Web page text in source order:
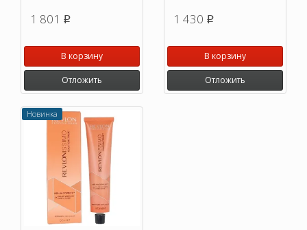
1 801 p
В корзину
Отложить
1 430 p
В корзину
Отложить
Новинка